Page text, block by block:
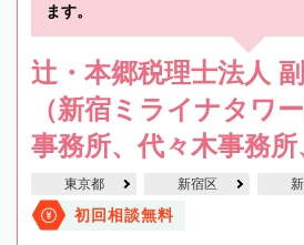
ます。
辻・本郷税理士法人
（新宿ミライナタワ
事務所、代々木事務
東京都 新宿区
初回相談無料